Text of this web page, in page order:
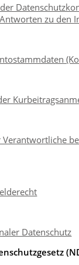
zu den
Datenschutz